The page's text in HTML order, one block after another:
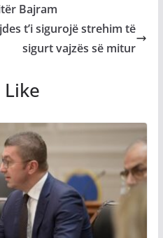
Bajram
t’i sigurojë strehim të
sigurt vajzës së mitur